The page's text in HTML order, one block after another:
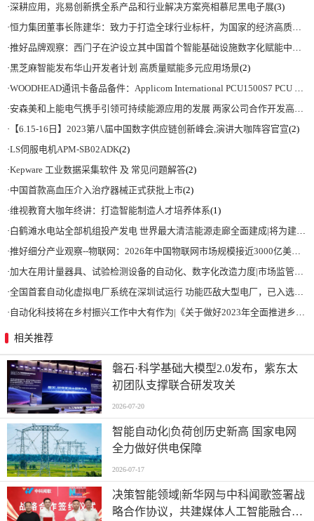
·深耕应用，兆易创新携全系产品和行业解决方案亮相慕尼黑电子展(3)
·恒力集团董事长陈建华：致力于打造全球行业标杆，为国家的经济高质量发展贡献更大力量|上海电气集团党委书记、董事长吴磊来访
·推好品牌观察：西门子在沪设立其中国首个智能基础设施数字化赋能中心
·黑芝麻智能发布华山开发者计划 高质量赋能多元应用场景(2)
·WOODHEAD通讯卡备品备件：Applicom International PCU1500S7 PCU 1500 S7 V4.5.0
·安森美和上能电气携手引领可持续能源应用的发展 两家公司合作开发高性能储能和太阳能组串式逆变器方案 以实现可持续的未来
· 【6.15-16日】2023第八届中国数字供应链创新峰会,演讲大咖阵容官宣(2)
·LS伺服电机APM-SB02ADK(2)
·Kepware 工业数据采集软件 及 常见问题解答(2)
·中国首款高血压介入治疗器械正式获批上市(2)
·维视教育大咖年终讲：打造智能制造人才培养体系(1)
·白鹤滩水电站全部机组投产发电 世界最大清洁能源走廊全面建成|将为建设新型能源体系、保障国家能源安全、实现“双碳”目标提供有力支撑
·推好细分产业观察--物联网：2026年中国物联网市场规模接近3000亿美元 智慧工厂、智慧城市、智慧电网等将占60%以上
·加大在用计量器具、试验检测设备的自动化、数字化改造力度|市场监管总局 工业和信息化部 关于促进企业计量能力提升的指导意见
·全国首套自动化虚拟电厂系统在深圳试运行 功能匹敌大型电厂，已入选国际典型案例
· 自动化科技将在乡村振兴工作中大有作为|《关于做好2023年全面推进乡村振兴重点工作的意见》发布
相关推荐
磐石·科学基础大模型2.0发布，紫东太
初团队支撑联合研发攻关
2026-07-20
智能自动化|负荷创历史新高 国家电网
全力做好供电保障
2026-07-17
决策智能领域|新华网与中科闻歌签署战
略合作协议，共建媒体人工智能融合应